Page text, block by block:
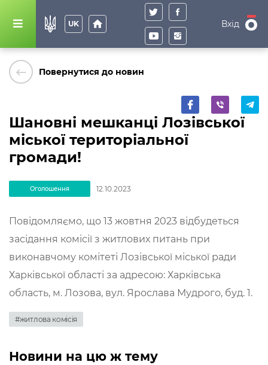
UK home Вхід
keyboard_backspace Повернутися до новин
Шановні мешканці Лозівської
міської територіальної
громади!
Оголошення 12.10.2023
Повідомляємо, що 13 жовтня 2023 відбудеться
засідання комісії з житлових питань при
виконавчому комітеті Лозівської міської ради
Харківської області за адресою: Харківська
область, м. Лозова, вул. Ярослава Мудрого, буд. 1.
#житлова комісія
Новини на цю ж тему